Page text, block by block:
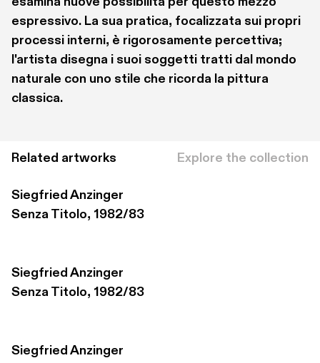
espressivo. La sua pratica, focalizzata sui propri
processi interni, è rigorosamente percettiva;
l'artista disegna i suoi soggetti tratti dal mondo
naturale con uno stile che ricorda la pittura
classica.
Related artworks Explore the collection
Siegfried Anzinger
Senza Titolo, 1982/83
Siegfried Anzinger
Senza Titolo, 1982/83
Siegfried Anzinger